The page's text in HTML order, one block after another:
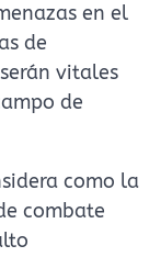
en el
de
vitales
de
como la
combate